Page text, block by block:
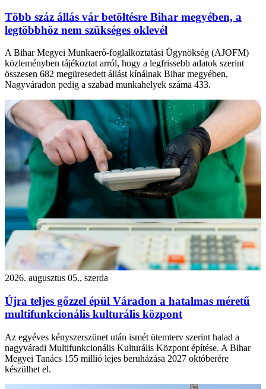
Több száz állás vár betöltésre Bihar megyében, a
legtöbbhöz nem szükséges oklevél
A Bihar Megyei Munkaerő-foglalkoztatási Ügynökség (AJOFM)
közleményben tájékoztat arról, hogy a legfrissebb adatok szerint
összesen 682 megüresedett állást kínálnak Bihar megyében,
Nagyváradon pedig a szabad munkahelyek száma 433.
2026. augusztus 05., szerda
Újra teljes gőzzel épül Váradon a hatalmas méretű
multifunkcionális kulturális központ
Az egyéves kényszerszünet után ismét ütemterv szerint halad a
nagyváradi Multifunkcionális Kulturális Központ építése. A Bihar
Megyei Tanács 155 millió lejes beruházása 2027 októberére
készülhet el.